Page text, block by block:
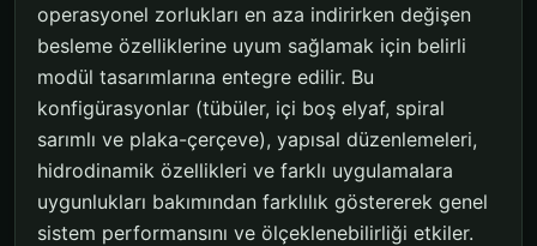
operasyonel zorlukları en aza indirirken değişen
besleme özelliklerine uyum sağlamak için belirli
modül tasarımlarına entegre edilir. Bu
konfigürasyonlar (tübüler, içi boş elyaf, spiral
sarımlı ve plaka-çerçeve), yapısal düzenlemeleri,
hidrodinamik özellikleri ve farklı uygulamalara
uygunlukları bakımından farklılık göstererek genel
sistem performansını ve ölçeklenebilirliği etkiler.